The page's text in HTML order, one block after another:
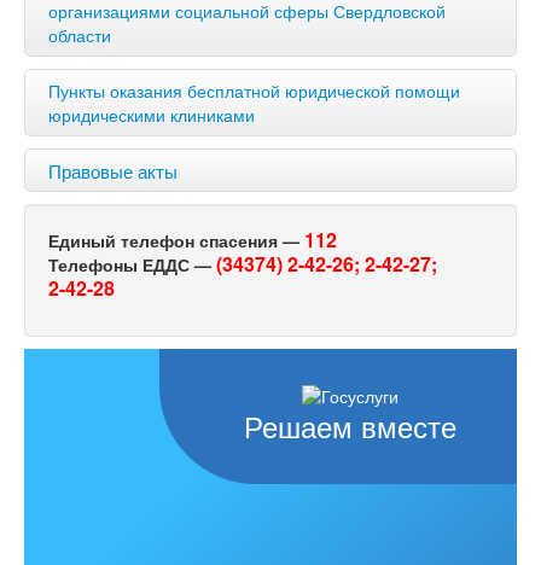
организациями социальной сферы Свердловской
области
Пункты оказания бесплатной юридической помощи
юридическими клиниками
Правовые акты
Единый телефон спасения — 112
Телефоны ЕДДС — (34374) 2-42-26; 2-42-27;
2-42-28
Решаем вместе